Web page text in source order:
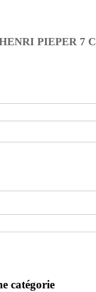
PIEPER 7
catégorie